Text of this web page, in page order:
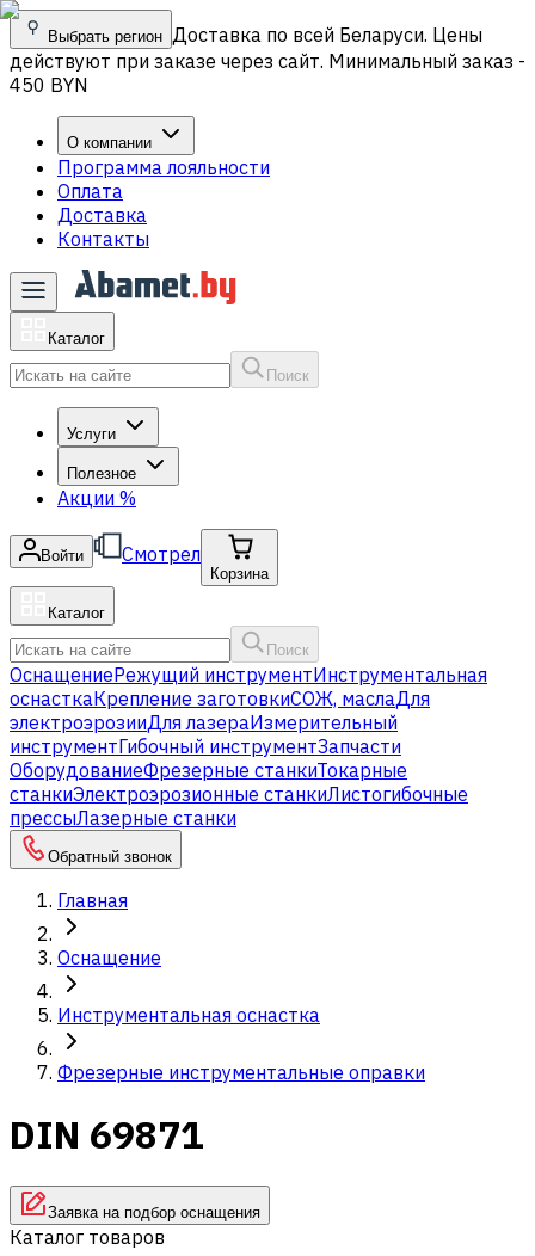
Выбрать регион Доставка по всей Беларуси. Цены
действуют при заказе через сайт. Минимальный заказ -
450 BYN
О компании
Программа лояльности
Оплата
Доставка
Контакты
Каталог
Поиск
Услуги
Полезное
Акции %
Войти Смотрел
Корзина
Каталог
Поиск
ОснащениеРежущий инструментИнструментальная
оснасткаКрепление заготовкиСОЖ, маслаДля
электроэрозииДля лазераИзмерительный
инструментГибочный инструментЗапчасти
ОборудованиеФрезерные станкиТокарные
станкиЭлектроэрозионные станкиЛистогибочные
прессыЛазерные станки
Обратный звонок
Главная
Оснащение
Инструментальная оснастка
Фрезерные инструментальные оправки
DIN 69871
Заявка на подбор оснащения
Каталог товаров